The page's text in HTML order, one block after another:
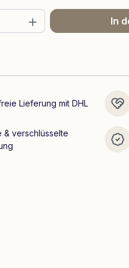
Anzahl: Gib den
In
Lieferung mit DHL
& verschlüsselte